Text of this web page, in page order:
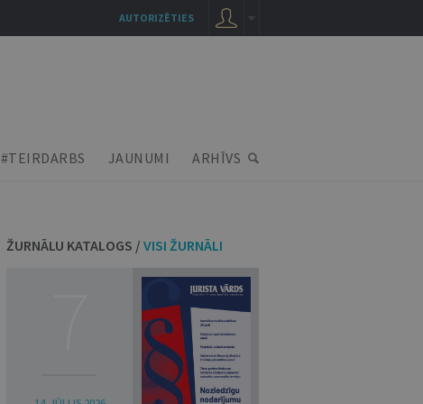
#TEIRDARBS JAUNUMI ARHĪVS
ŽURNĀLU KATALOGS / VISI ŽURNĀLI
AUTORIZĒTIES